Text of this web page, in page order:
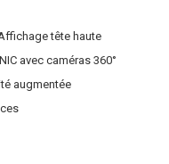
tête haute
avec caméras 360°
augmentée